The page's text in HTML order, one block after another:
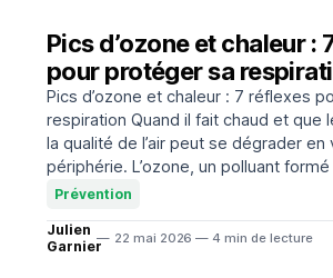
Pics d’ozone et chaleur :
pour protéger sa
Pics d’ozone et chaleur : 7 réflexes
respiration Quand il fait chaud et que le soleil domine,
la qualité de l’air peut se dégrader
périphérie. L’ozone, un polluant
rayonnement solaire, peut devenir
Prévention
Julien
Garnier
22 mai 2026 — 4 min de lecture